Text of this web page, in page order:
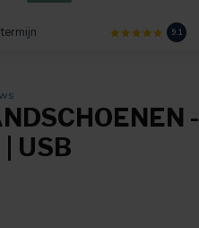
9.1
-
USB